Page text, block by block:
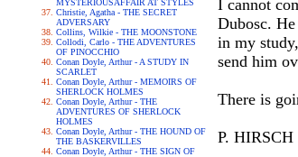
MYSTERIOUSAFFAIR AT STYLES
Christie, Agatha - THE SECRET
ADVERSARY
Collins, Wilkie - THE MOONSTONE
Collodi, Carlo - THE ADVENTURES
OF PINOCCHIO
Conan Doyle, Arthur - A STUDY IN
SCARLET
Conan Doyle, Arthur - MEMOIRS OF
SHERLOCK HOLMES
Conan Doyle, Arthur - THE
ADVENTURES OF SHERLOCK
HOLMES
Conan Doyle, Arthur - THE HOUND OF
THE BASKERVILLES
Conan Doyle, Arthur - THE SIGN OF
I cannot
Dubosc.
in my
send him
There is
P. HIRSCH